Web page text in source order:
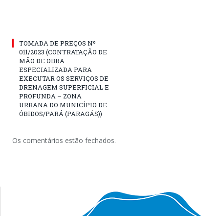
TOMADA DE PREÇOS Nº
011/2023 (CONTRATAÇÃO DE
MÃO DE OBRA
ESPECIALIZADA PARA
EXECUTAR OS SERVIÇOS DE
DRENAGEM SUPERFICIAL E
PROFUNDA – ZONA
URBANA DO MUNICÍPIO DE
ÓBIDOS/PARÁ (PARAGÁS))
Os comentários estão fechados.